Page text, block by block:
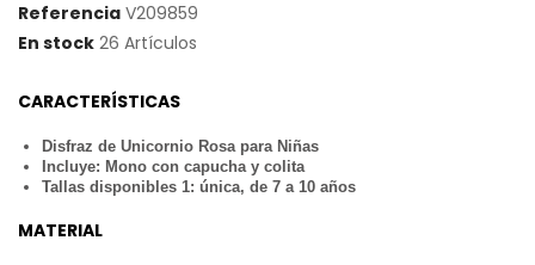
Referencia V209859
En stock 26 Artículos
CARACTERÍSTICAS
Disfraz de Unicornio Rosa para Niñas
Incluye: Mono con capucha y colita
Tallas disponibles 1: única, de 7 a 10 años
MATERIAL